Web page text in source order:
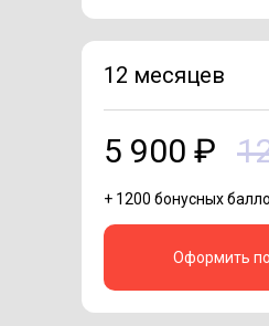
12 месяцев
+ 1200 бонусных
5 900 ₽
Оформить